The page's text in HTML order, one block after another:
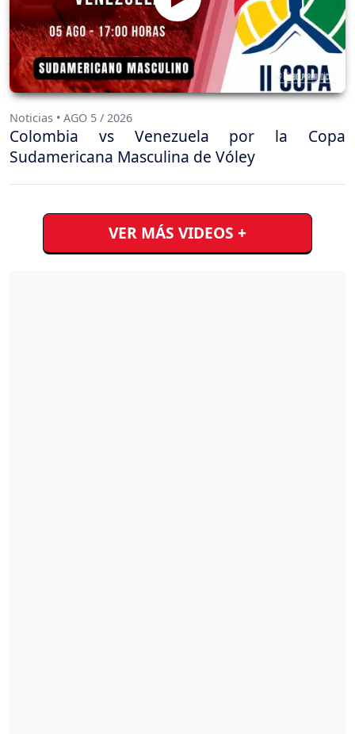
Noticias • AGO 5 / 2026
Colombia vs Venezuela por la Copa
Sudamericana Masculina de Vóley
VER MÁS VIDEOS +